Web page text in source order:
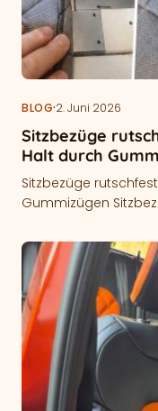
BLOG·2. Juni 2026
Sitzbezüge
Halt durch
Sitzbezüge
Gummizügen
Komfort,…